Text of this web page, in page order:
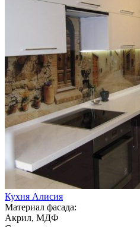
Кухня Алисия
Материал фасада:
Акрил, МДФ